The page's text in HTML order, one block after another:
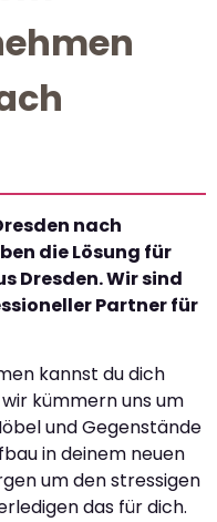
nach
die Lösung für
Dresden. Wir sind
Partner für
kannst du dich
kümmern uns um
und Gegenstände
in deinem neuen
um den stressigen
das für dich.